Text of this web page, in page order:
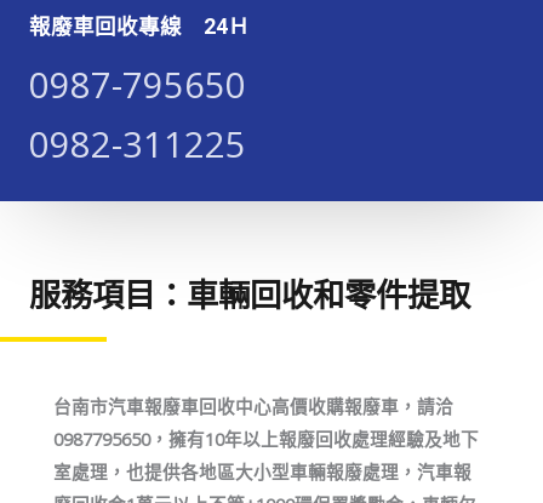
報廢車回收專線 24Ｈ
0987-795650​​​
0982-311225​​​
服務項目：車輛回收和零件提取
台南市汽車報廢車回收中心高價收購報廢車，請洽
0987795650，擁有10年以上報廢回收處理經驗及地下
室處理，也提供各地區大小型車輛報廢處理，汽車報